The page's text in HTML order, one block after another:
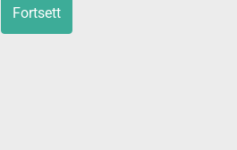
Fortsett